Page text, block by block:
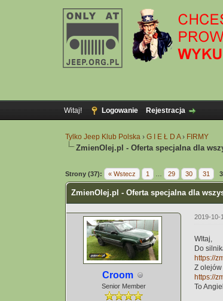
Witaj! Logowanie Rejestracja
Tylko Jeep Klub Polska ›G I E Ł D A› FIRMY
ZmienOlej.pl - Oferta specjalna dla
Strony (37): « Wstecz 1 29 30 31
1 głosów - średnia: 5
1
2
3
4
5
ZmienOlej.pl - Oferta specjalna dla
Croom
Senior Member
2019-10-
WItaj,
Do
https://
Z
https://
To